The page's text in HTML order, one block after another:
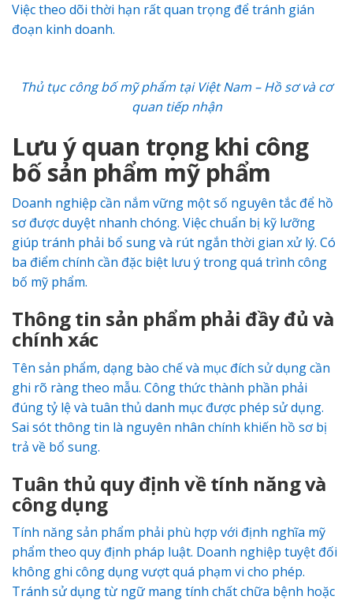
Việc theo dõi thời hạn rất quan trọng để tránh gián
đoạn kinh doanh.
Thủ tục công bố mỹ phẩm tại Việt Nam – Hồ sơ và cơ
quan tiếp nhận
Lưu ý quan trọng khi công
bố sản phẩm mỹ phẩm
Doanh nghiệp cần nắm vững một số nguyên tắc để hồ
sơ được duyệt nhanh chóng. Việc chuẩn bị kỹ lưỡng
giúp tránh phải bổ sung và rút ngắn thời gian xử lý. Có
ba điểm chính cần đặc biệt lưu ý trong quá trình công
bố mỹ phẩm.
Thông tin sản phẩm phải đầy đủ và
chính xác
Tên sản phẩm, dạng bào chế và mục đích sử dụng cần
ghi rõ ràng theo mẫu. Công thức thành phần phải
đúng tỷ lệ và tuân thủ danh mục được phép sử dụng.
Sai sót thông tin là nguyên nhân chính khiến hồ sơ bị
trả về bổ sung.
Tuân thủ quy định về tính năng và
công dụng
Tính năng sản phẩm phải phù hợp với định nghĩa mỹ
phẩm theo quy định pháp luật. Doanh nghiệp tuyệt đối
không ghi công dụng vượt quá phạm vi cho phép.
Tránh sử dụng từ ngữ mang tính chất chữa bệnh hoặc